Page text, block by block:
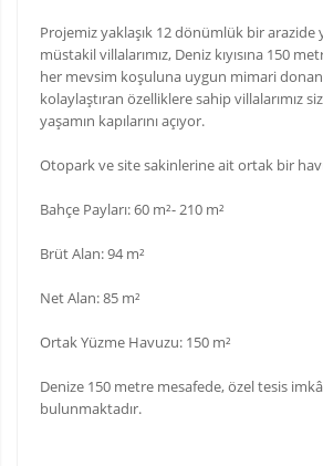
Projemiz yaklaşık 12 dönümlük bir arazide
müstakil villalarımız, Deniz kıyısına 150
her mevsim koşuluna uygun mimari
kolaylaştıran özelliklere sahip villalarımız
yaşamın kapılarını açıyor.
Otopark ve site sakinlerine ait ortak bir
Bahçe Payları: 60 m²- 210 m²
Brüt Alan: 94 m²
Net Alan: 85 m²
Ortak Yüzme Havuzu: 150 m²
Denize 150 metre mesafede, özel tesis
bulunmaktadır.